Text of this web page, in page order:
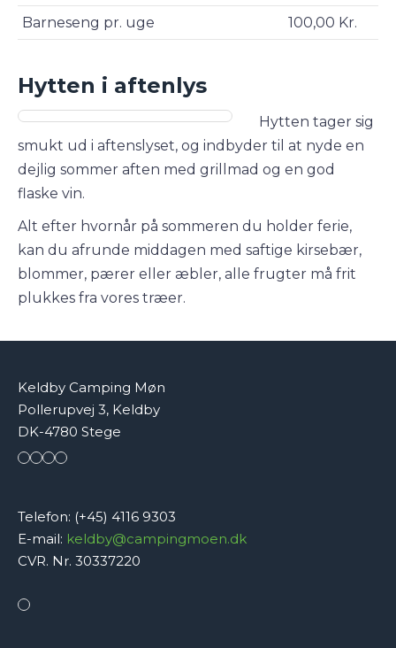
Barneseng pr. uge 100,00 Kr.
Hytten i aftenlys
Hytten tager sig
smukt ud i aftenslyset, og indbyder til at nyde en
dejlig sommer aften med grillmad og en god
flaske vin.
Alt efter hvornår på sommeren du holder ferie,
kan du afrunde middagen med saftige kirsebær,
blommer, pærer eller æbler, alle frugter må frit
plukkes fra vores træer.
Keldby Camping Møn
Pollerupvej 3, Keldby
DK-4780 Stege
Telefon: (+45) 4116 9303
E-mail: keldby@campingmoen.dk
CVR. Nr. 30337220